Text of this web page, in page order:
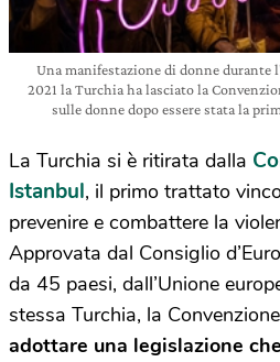
Una manifestazione di donne
2021 la Turchia ha lasciato la
sulle donne dopo essere stata la
La Turchia si è ritirata dalla
Istanbul, il primo trattato
prevenire e combattere la
Approvata dal Consiglio
da 45 paesi, dall’Unione
stessa Turchia, la
adottare una legislazione